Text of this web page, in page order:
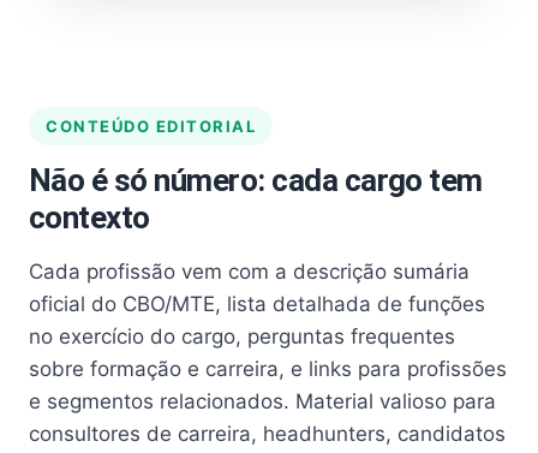
CONTEÚDO EDITORIAL
Não é só número: cada cargo tem
contexto
Cada profissão vem com a descrição sumária
oficial do CBO/MTE, lista detalhada de funções
no exercício do cargo, perguntas frequentes
sobre formação e carreira, e links para profissões
e segmentos relacionados. Material valioso para
consultores de carreira, headhunters, candidatos